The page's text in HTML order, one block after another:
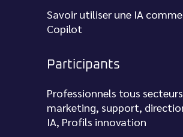
Savoir utiliser une IA
Copilot
Participants
Professionnels tous
marketing, support,
IA, Profils innovation